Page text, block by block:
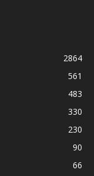
2864
561
483
330
230
90
66